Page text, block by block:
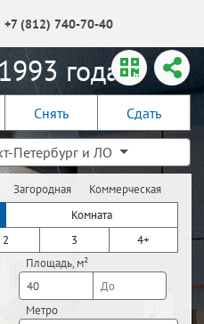
+7 (812) 740-70-40
года!
Снять Сдать
Петербург и ЛО
Загородная
недвижимость
Коммерческая
недвижимость
Комната
2 3
4+
Площадь, м²
Метро